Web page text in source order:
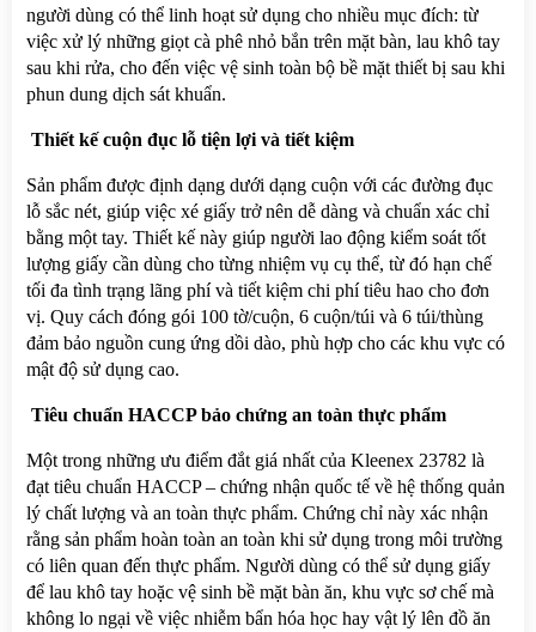
người dùng có thể linh hoạt sử dụng cho nhiều mục đích: từ
việc xử lý những giọt cà phê nhỏ bắn trên mặt bàn, lau khô tay
sau khi rửa, cho đến việc vệ sinh toàn bộ bề mặt thiết bị sau khi
phun dung dịch sát khuẩn.
Thiết kế cuộn đục lỗ tiện lợi và tiết kiệm
Sản phẩm được định dạng dưới dạng cuộn với các đường đục
lỗ sắc nét, giúp việc xé giấy trở nên dễ dàng và chuẩn xác chỉ
bằng một tay. Thiết kế này giúp người lao động kiểm soát tốt
lượng giấy cần dùng cho từng nhiệm vụ cụ thể, từ đó hạn chế
tối đa tình trạng lãng phí và tiết kiệm chi phí tiêu hao cho đơn
vị. Quy cách đóng gói 100 tờ/cuộn, 6 cuộn/túi và 6 túi/thùng
đảm bảo nguồn cung ứng dồi dào, phù hợp cho các khu vực có
mật độ sử dụng cao.
Tiêu chuẩn HACCP bảo chứng an toàn thực phẩm
Một trong những ưu điểm đắt giá nhất của Kleenex 23782 là
đạt tiêu chuẩn HACCP – chứng nhận quốc tế về hệ thống quản
lý chất lượng và an toàn thực phẩm. Chứng chỉ này xác nhận
rằng sản phẩm hoàn toàn an toàn khi sử dụng trong môi trường
có liên quan đến thực phẩm. Người dùng có thể sử dụng giấy
để lau khô tay hoặc vệ sinh bề mặt bàn ăn, khu vực sơ chế mà
không lo ngại về việc nhiễm bẩn hóa học hay vật lý lên đồ ăn